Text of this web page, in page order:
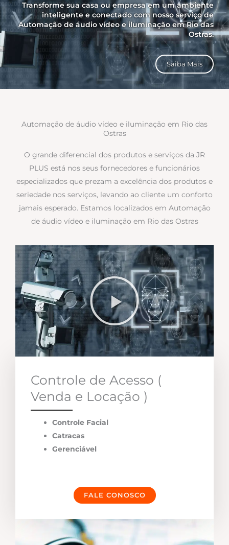
Transforme sua casa ou empresa em um ambiente
inteligente e conectado com nosso serviço de
Automação de áudio vídeo e iluminação em Rio das
Ostras.
Saiba Mais
Automação de áudio vídeo e iluminação em Rio das
Ostras
O grande diferencial dos produtos e serviços da JR
PLUS está nos seus fornecedores e funcionários
especializados que prezam a excelência dos produtos e
seriedade nos serviços, levando ao cliente um conforto
jamais esperado. Estamos localizados em Automação
de áudio vídeo e iluminação em Rio das Ostras
Controle de Acesso (
Venda e Locação )
Controle Facial
Catracas
Gerenciável
FALE CONOSCO